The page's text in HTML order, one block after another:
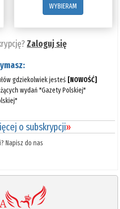
WYBIERAM
Zaloguj się
gdziekolwiek jesteś [NOWOŚĆ]
wydań "Gazety Polskiej"
o subskrypcji»
Napisz do nas